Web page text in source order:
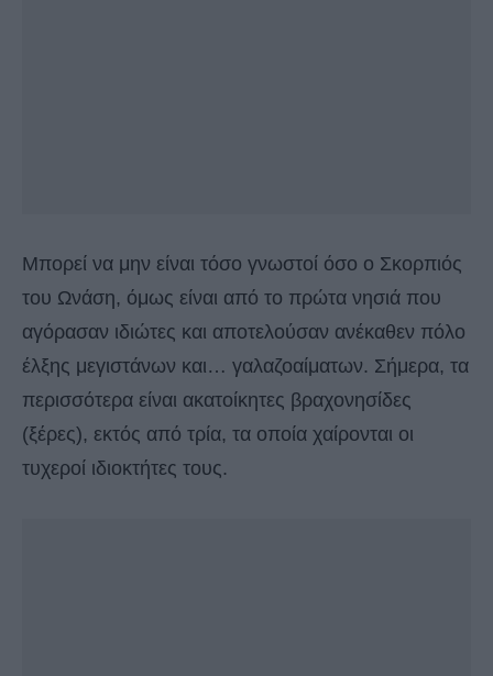
Μπορεί να μην είναι τόσο γνωστοί όσο ο Σκορπιός
του Ωνάση, όμως είναι από το πρώτα νησιά που
αγόρασαν ιδιώτες και αποτελούσαν ανέκαθεν πόλο
έλξης μεγιστάνων και… γαλαζοαίματων. Σήμερα, τα
περισσότερα είναι ακατοίκητες βραχονησίδες
(ξέρες), εκτός από τρία, τα οποία χαίρονται οι
τυχεροί ιδιοκτήτες τους.